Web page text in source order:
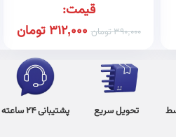
قیمت:
390,000تومان 312,000تومان
تحویل سریع پشتیبانی 24 ساعته